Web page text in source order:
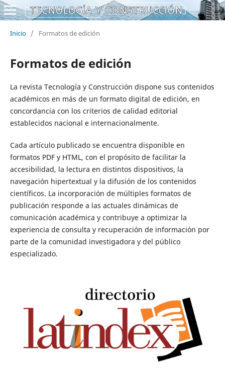
Inicio / Formatos de edición
Formatos de edición
La revista Tecnología y Construcción dispone sus contenidos
académicos en más de un formato digital de edición, en
concordancia con los criterios de calidad editorial
establecidos nacional e internacionalmente.
Cada artículo publicado se encuentra disponible en
formatos PDF y HTML, con el propósito de facilitar la
accesibilidad, la lectura en distintos dispositivos, la
navegación hipertextual y la difusión de los contenidos
científicos. La incorporación de múltiples formatos de
publicación responde a las actuales dinámicas de
comunicación académica y contribuye a optimizar la
experiencia de consulta y recuperación de información por
parte de la comunidad investigadora y del público
especializado.